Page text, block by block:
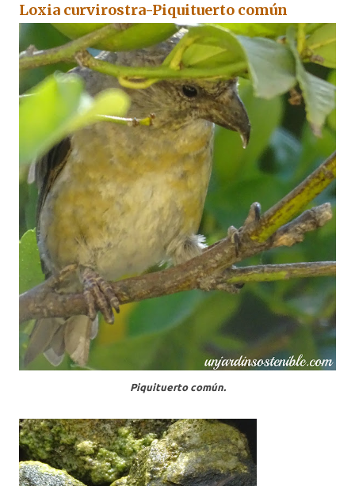
Loxia curvirostra-Piquituerto común
Piquituerto común.